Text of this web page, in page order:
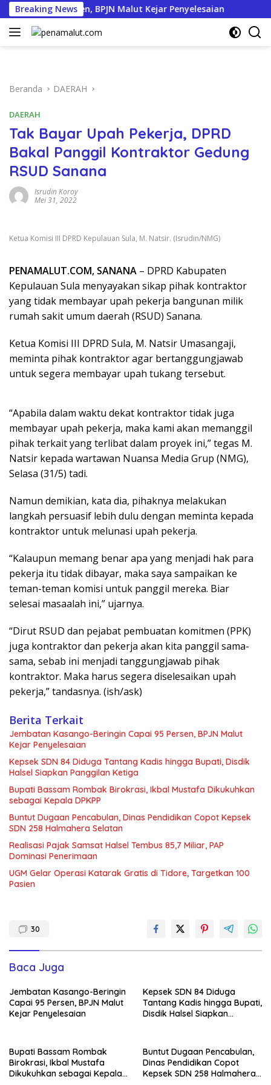
Langsung
ke
konten
Breaking News
95 Persen, BPJN Malut Kejar Penyelesaian
Beranda DAERAH
DAERAH
Tak Bayar Upah Pekerja, DPRD
Bakal Panggil Kontraktor Gedung
RSUD Sanana
Isrudin Koroy
Mei 31, 2022
Ketua Komisi III DPRD Kepulauan Sula, M. Natsir. (Isrudin/NMG)
PENAMALUT.COM, SANANA – DPRD Kabupaten
Kepulauan Sula menyayakan sikap pihak kontraktor
yang tidak membayar upah pekerja bangunan milik
rumah sakit umum daerah (RSUD) Sanana.
Ketua Komisi III DPRD Sula, M. Natsir Umasangaji,
meminta pihak kontraktor agar bertanggungjawab
untuk segera membayar upah tukang tersebut.
“Apabila dalam waktu dekat kontraktor tidak juga
membayar upah pekerja, maka kami akan memanggil
pihak terkait yang terlibat dalam proyek ini,” tegas M.
Natsir kepada wartawan Nuansa Media Grup (NMG),
Selasa (31/5) tadi.
Namun demikian, kata dia, pihaknya melakukan
langkah persuasif lebih dulu dengan meminta kepada
kontraktor untuk melunasi upah pekerja.
“Kalaupun memang benar apa yang menjadi hak para
pekerja itu tidak dibayar, maka saya sampaikan ke
teman-teman komisi untuk panggil mereka. Biar
selesai masaalah ini,” ujarnya.
“Dirut RSUD dan pejabat pembuatan komitmen (PPK)
juga kontraktor dan pekerja akan kita panggil sama-
sama, sebab ini menjadi tanggungjawab pihak
kontraktor. Maka harus segera diselesaikan upah
pekerja,” tandasnya. (ish/ask)
Berita Terkait
Jembatan Kasango-Beringin Capai 95 Persen, BPJN Malut
Kejar Penyelesaian
Kepsek SDN 84 Diduga Tantang Kadis hingga Bupati, Disdik
Halsel Siapkan Panggilan Ketiga
Bupati Bassam Rombak Birokrasi, Ikbal Mustafa Dikukuhkan
sebagai Kepala DPKPP
Buntut Dugaan Pencabulan, Dinas Pendidikan Copot Kepsek
SDN 258 Halmahera Selatan
Realisasi Pajak Samsat Halsel Tembus 85,7 Miliar, PAP
Dominasi Penerimaan
UGM Gelar Operasi Katarak Gratis di Tidore, Targetkan 100
Pasien
30
Baca Juga
Jembatan Kasango-Beringin
Capai 95 Persen, BPJN Malut
Kejar Penyelesaian
Kepsek SDN 84 Diduga
Tantang Kadis hingga Bupati,
Disdik Halsel Siapkan
Bupati Bassam Rombak
Birokrasi, Ikbal Mustafa
Dikukuhkan sebagai Kepala
Buntut Dugaan Pencabulan,
Dinas Pendidikan Copot
Kepsek SDN 258 Halmahera